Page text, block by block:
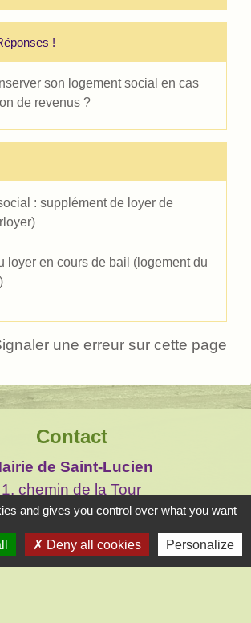
!
son logement social en cas
de revenus ?
: supplément de loyer de
loyer en cours de bail (logement du
une erreur sur cette page
Contact
de Saint-Lucien
1, chemin de la Tour
Saint-Lucien - FRANCE
+33 2 37 82 58 07
Contact par formulaire
and gives you control over what you want
Deny all cookies Personalize